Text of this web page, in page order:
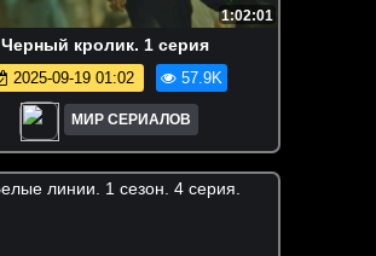
1:02:01
Черный кролик. 1 серия
2025-09-19 01:02 57.9K
МИР СЕРИАЛОВ